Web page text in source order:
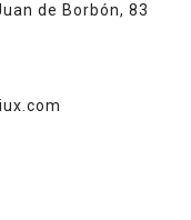
de Borbón, 83